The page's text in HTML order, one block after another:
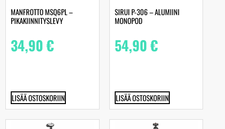
MANFROTTO MSQ6PL –
PIKAKIINNITYSLEVY
34,90€
LISÄÄ OSTOSKORIIN
SIRUI P-306 – ALUMIINI
MONOPOD
54,90€
LISÄÄ OSTOSKORIIN